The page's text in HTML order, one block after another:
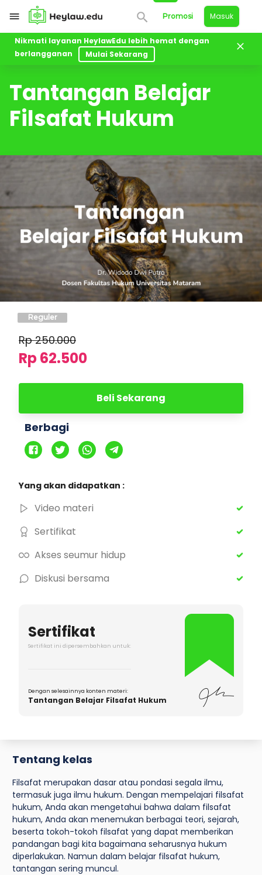
Promosi Masuk
Nikmati layanan HeylawEdu lebih hemat dengan
berlangganan
Mulai Sekarang
Kelas Tantangan Belajar Filsafat Hukum
Tantangan Belajar
Filsafat Hukum
Reguler
Rp250.000
Rp 62.500
Beli Sekarang
Berbagi
Yang akan didapatkan :
Video materi
Sertifikat
Akses seumur hidup
Diskusi bersama
Sertifikat
Sertifikat ini dipersembahkan untuk:
Dengan selesainnya konten materi:
Tantangan Belajar Filsafat Hukum
Tentang kelas
Filsafat merupakan dasar atau pondasi segala ilmu,
termasuk juga ilmu hukum. Dengan mempelajari filsafat
hukum, Anda akan mengetahui bahwa dalam filsafat
hukum, Anda akan menemukan berbagai teori, sejarah,
beserta tokoh-tokoh filsafat yang dapat memberikan
pandangan bagi kita bagaimana seharusnya hukum
diperlakukan. Namun dalam belajar filsafat hukum,
tantangan sering muncul.